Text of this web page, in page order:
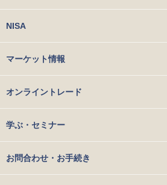
NISA
マーケット情報
オンライントレード
学ぶ・セミナー
お問合わせ・お手続き